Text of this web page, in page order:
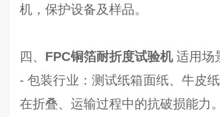
机，保护设备及样品。
四、 FPC铜箔耐折度试验机适用场
- 包装行业：测试纸箱面纸、牛皮
在折叠、运输过程中的抗破损能